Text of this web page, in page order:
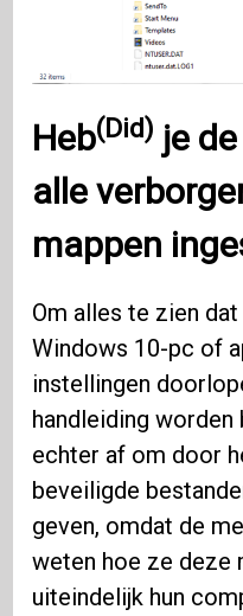
Heb(Did) je
alle
mappen
Om alles te zien
Windows 10-pc of
instellingen
handleiding worden
echter af om door
beveiligde
geven, omdat de
weten hoe ze deze
uiteindelijk hun